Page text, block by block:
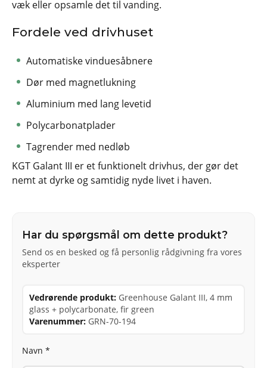
væk eller opsamle det til vanding.
Fordele ved drivhuset
Automatiske vinduesåbnere
Dør med magnetlukning
Aluminium med lang levetid
Polycarbonatplader
Tagrender med nedløb
KGT Galant III er et funktionelt drivhus, der gør det
nemt at dyrke og samtidig nyde livet i haven.
Har du spørgsmål om dette produkt?
Send os en besked og få personlig rådgivning fra vores
eksperter
Vedrørende produkt: Greenhouse Galant III, 4 mm
glass + polycarbonate, fir green
Varenummer: GRN-70-194
Navn *